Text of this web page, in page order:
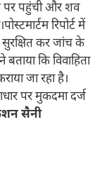
पर पहुंची और शव
रिपोर्ट में
सुरक्षित कर जांच के
बताया कि विवाहिता
जा रहा है।
पर मुकदमा दर्ज
सैनी